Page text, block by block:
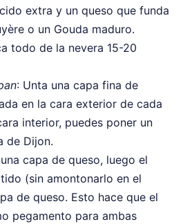
extra y un queso que funda
o un Gouda maduro.
todo de la nevera 15-20
: Unta una capa fina de
en la cara exterior de cada
interior, puedes poner un
de Dijon.
capa de queso, luego el
(sin amontonarlo en el
de queso. Esto hace que el
pegamento para ambas